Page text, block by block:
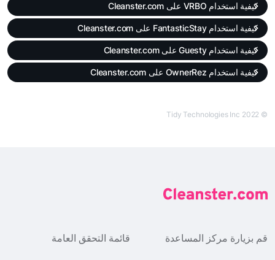
كيفية استخدام VRBO على Cleanster.com
كيفية استخدام FantasticStay على Cleanster.com
كيفية استخدام Guesty على Cleanster.com
كيفية استخدام OwnerRez على Cleanster.com
© Tidy Technologies Inc 2022
قم بزيارة مركز المساعدة قائمة التحقق العامة